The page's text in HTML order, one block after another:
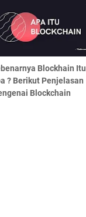
Blockhain Itu
? Berikut Penjelasan
Blockchain